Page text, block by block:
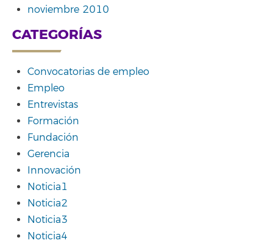
noviembre 2010
CATEGORÍAS
Convocatorias de empleo
Empleo
Entrevistas
Formación
Fundación
Gerencia
Innovación
Noticia1
Noticia2
Noticia3
Noticia4